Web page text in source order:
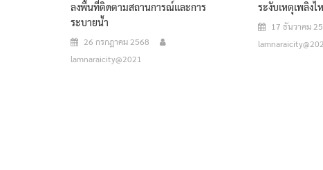
ลงพื้นที่ติดตามสถานการณ์และการ
ระบายน้ำ
26 กรกฎาคม 2568
lamnaraicity@2021
ระงับเหตุเพลิง
17 ธันวาคม